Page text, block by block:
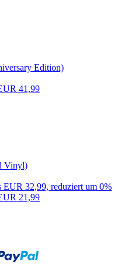
Edition)
41,99
Vinyl)
EUR 32,99, reduziert um 0%
21,99